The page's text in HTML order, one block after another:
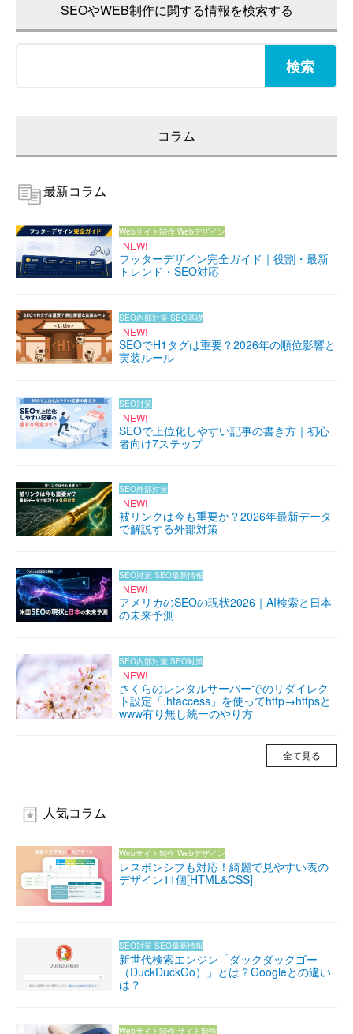
SEOやWEB制作に関する情報を検索する
コラム
最新コラム
Webサイト制作 Webデザイン
NEW!
フッターデザイン完全ガイド｜役割・最新
トレンド・SEO対応
SEO内部対策 SEO基礎
NEW!
SEOでH1タグは重要？2026年の順位影響と
実装ルール
SEO対策
NEW!
SEOで上位化しやすい記事の書き方｜初心
者向け7ステップ
SEO外部対策
NEW!
被リンクは今も重要か？2026年最新データ
で解説する外部対策
SEO対策 SEO最新情報
NEW!
アメリカのSEOの現状2026｜AI検索と日本
の未来予測
SEO内部対策 SEO対策
NEW!
さくらのレンタルサーバーでのリダイレク
ト設定「.htaccess」を使ってhttp→httpsと
www有り無し統一のやり方
全て見る
人気コラム
Webサイト制作 Webデザイン
レスポンシブも対応！綺麗で見やすい表の
デザイン11個[HTML&CSS]
SEO対策 SEO最新情報
新世代検索エンジン「ダックダックゴー
（DuckDuckGo）」とは？Googleとの違い
は？
Webサイト制作 サイト制作